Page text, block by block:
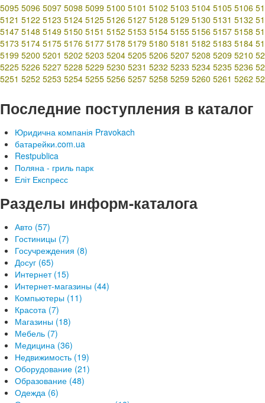
5095 5096 5097 5098 5099 5100 5101 5102 5103 5104 5105 5106
5121 5122 5123 5124 5125 5126 5127 5128 5129 5130 5131 5132
5147 5148 5149 5150 5151 5152 5153 5154 5155 5156 5157 5158
5173 5174 5175 5176 5177 5178 5179 5180 5181 5182 5183 5184
5199 5200 5201 5202 5203 5204 5205 5206 5207 5208 5209 5210
5225 5226 5227 5228 5229 5230 5231 5232 5233 5234 5235 5236
5251 5252 5253 5254 5255 5256 5257 5258 5259 5260 5261 5262
Последние поступления в каталог
Юридична компанія Pravokach
батарейки.com.ua
Restpublica
Поляна - гриль парк
Еліт Експресс
Разделы информ-каталога
Авто (57)
Гостиницы (7)
Госучреждения (8)
Досуг (65)
Интернет (15)
Интернет-магазины (44)
Компьютеры (11)
Красота (7)
Магазины (18)
Мебель (7)
Медицина (36)
Недвижимость (19)
Оборудование (21)
Образование (48)
Одежда (6)